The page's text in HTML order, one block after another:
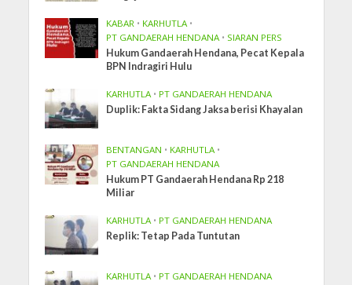
KABAR • KARHUTLA •
PT GANDAERAH HENDANA • SIARAN PERS
Hukum Gandaerah Hendana, Pecat Kepala
BPN Indragiri Hulu
KARHUTLA • PT GANDAERAH HENDANA
Duplik: Fakta Sidang Jaksa berisi Khayalan
BENTANGAN • KARHUTLA •
PT GANDAERAH HENDANA
Hukum PT Gandaerah Hendana Rp 218
Miliar
KARHUTLA • PT GANDAERAH HENDANA
Replik: Tetap Pada Tuntutan
KARHUTLA • PT GANDAERAH HENDANA